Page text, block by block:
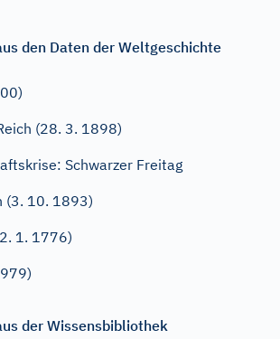
den Daten der Weltgeschichte
(28. 3. 1898)
Schwarzer Freitag
(3. 10. 1893)
1. 1776)
der Wissensbibliothek